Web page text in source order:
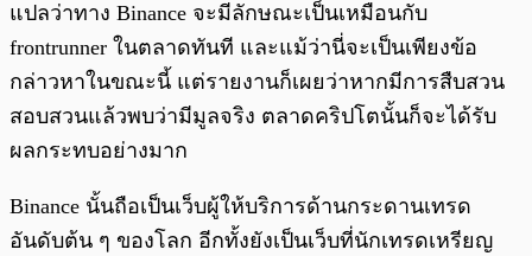
แปลว่าทาง Binance จะมีลักษณะเป็นเหมือนกับ
frontrunner ในตลาดทันที และแม้ว่านี่จะเป็นเพียงข้อ
กล่าวหาในขณะนี้ แต่รายงานก็เผยว่าหากมีการสืบสวน
สอบสวนแล้วพบว่ามีมูลจริง ตลาดคริปโตนั้นก็จะได้รับ
ผลกระทบอย่างมาก
Binance นั้นถือเป็นเว็บผู้ให้บริการด้านกระดานเทรด
อันดับต้น ๆ ของโลก อีกทั้งยังเป็นเว็บที่นักเทรดเหรียญ